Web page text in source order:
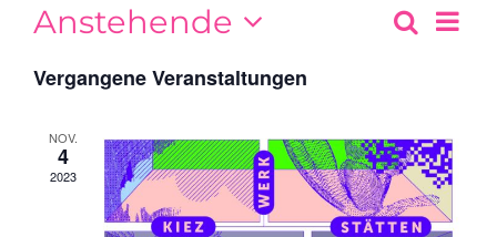
und
Suche
Liste
Anstehende
wählen.
Vergangene Veranstaltungen
NOV.
4
2023